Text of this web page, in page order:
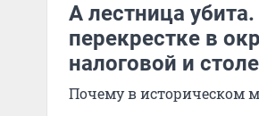
А лестница
перекрестке в
налоговой и
Почему в историческом